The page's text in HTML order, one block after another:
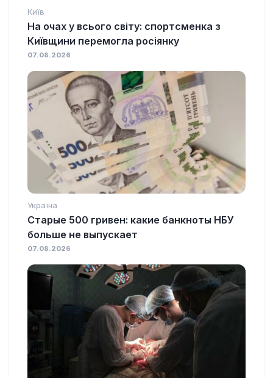
Київ
На очах у всього світу: спортсменка з
Київщини перемогла росіянку
07.08.2026
Україна
Старые 500 гривен: какие банкноты НБУ
больше не выпускает
07.08.2026